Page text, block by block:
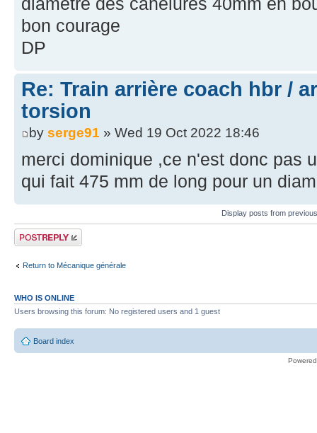
bon courage
DP
Re: Train arrière coach hbr /
torsion
by serge91 » Wed 19 Oct 2022 18:46
merci dominique ,ce n'est donc pas
qui fait 475 mm de long pour un
Display posts from
Post a reply
Return to Mécanique générale
WHO IS ONLINE
Users browsing this forum: No registered users and 1 guest
Board index